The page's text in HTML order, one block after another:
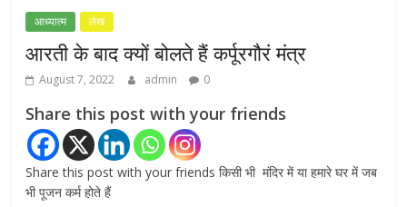
आध्यात्म लेख
आरती के बाद क्यों बोलते हैं कर्पूरगौरं मंत्र
August 7, 2022 admin 0
Share this post with your friends
Share this post with your friends किसी भी मंदिर में या हमारे घर में जब
भी पूजन कर्म होते हैं